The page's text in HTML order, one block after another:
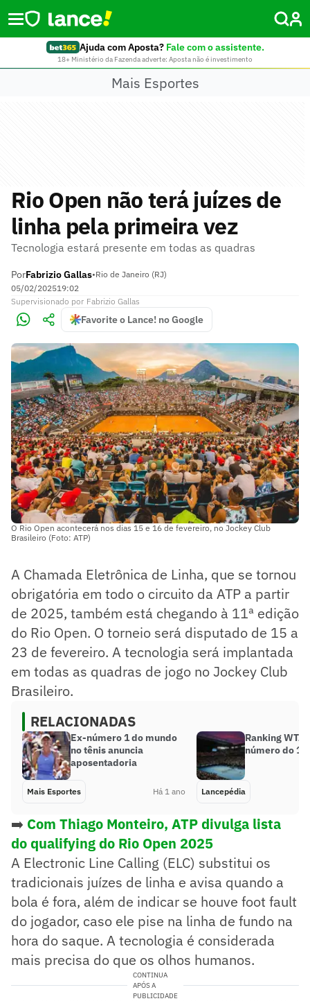
Ajuda com Aposta? Fale com o assistente.
18+ Ministério da Fazenda adverte: Aposta não é investimento
Mais Esportes
Rio Open não terá juízes de
linha pela primeira vez
Tecnologia estará presente em todas as quadras
PorFabrizio Gallas•Rio de Janeiro (RJ)
05/02/202519:02
Supervisionado por Fabrizio Gallas
Favorite o Lance! no Google
O Rio Open acontecerá nos dias 15 e 16 de fevereiro, no Jockey Club
Brasileiro (Foto: ATP)
A Chamada Eletrônica de Linha, que se tornou
obrigatória em todo o circuito da ATP a partir
de 2025, também está chegando à 11ª edição
do Rio Open. O torneio será disputado de 15 a
23 de fevereiro. A tecnologia será implantada
em todas as quadras de jogo no Jockey Club
Brasileiro.
RELACIONADAS
Ex-número 1 do mundo
no tênis anuncia
aposentadoria
Mais Esportes Há 1 ano
Ranking
número do 1
Lancepédia
➡️ Com Thiago Monteiro, ATP divulga lista
do qualifying do Rio Open 2025
A Electronic Line Calling (ELC) substitui os
tradicionais juízes de linha e avisa quando a
bola é fora, além de indicar se houve foot fault
do jogador, caso ele pise na linha de fundo na
hora do saque. A tecnologia é considerada
mais precisa do que os olhos humanos.
CONTINUA
APÓS A
PUBLICIDADE